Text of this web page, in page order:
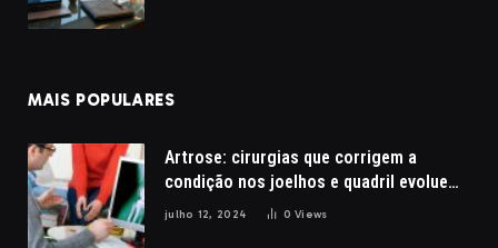
MAIS POPULARES
Artrose: cirurgias que corrigem a
condição nos joelhos e quadril evoluem
com a robótica
julho 12, 2024 0Views